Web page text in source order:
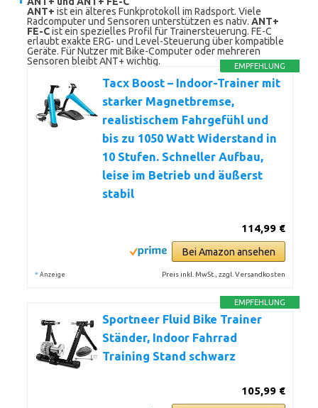
ANT+ ist ein älteres Funkprotokoll im Radsport. Viele
Radcomputer und Sensoren unterstützen es nativ. ANT+
FE-Cist ein spezielles Profil für Trainersteuerung. FE-C
erlaubt exakte ERG- und Level-Steuerung über kompatible
Geräte. Für Nutzer mit Bike-Computer oder mehreren
Sensoren bleibt ANT+ wichtig.
EMPFEHLUNG
Tacx Boost – Indoor-Trainer mit
starker Magnetbremse,
realistischem Fahrgefühl und
bis zu 1050 Watt Widerstand in
10 Stufen. Schneller Aufbau,
leise im Betrieb und äußerst
stabil
114,99 €
Bei Amazon ansehen
* Anzeige Preis inkl. MwSt., zzgl. Versandkosten
EMPFEHLUNG
Sportneer Fluid Bike Trainer
Ständer, Indoor Fahrrad
Training Stand schwarz
105,99 €